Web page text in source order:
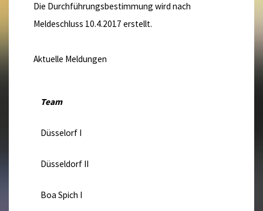
Die Durchführungsbestimmung wird nach
Meldeschluss 10.4.2017 erstellt.
Aktuelle Meldungen
Team
Düsselorf I
Düsseldorf II
Boa Spich I